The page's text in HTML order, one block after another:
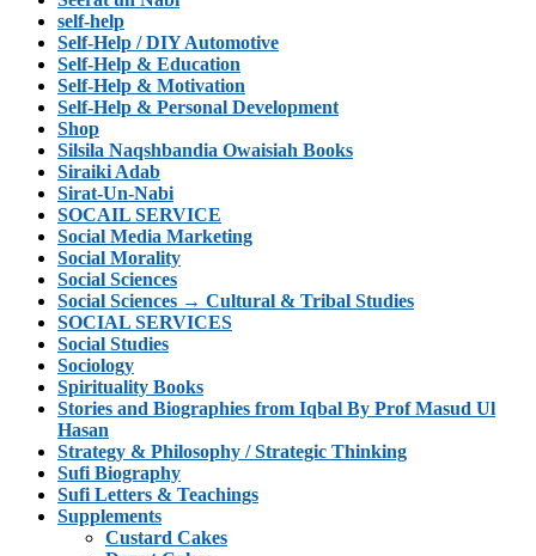
self-help
Self-Help / DIY Automotive
Self-Help & Education
Self-Help & Motivation
Self-Help & Personal Development
Shop
Silsila Naqshbandia Owaisiah Books
Siraiki Adab
Sirat-Un-Nabi
SOCAIL SERVICE
Social Media Marketing
Social Morality
Social Sciences
Social Sciences → Cultural & Tribal Studies
SOCIAL SERVICES
Social Studies
Sociology
Spirituality Books
Stories and Biographies from Iqbal By Prof Masud Ul
Hasan
Strategy & Philosophy / Strategic Thinking
Sufi Biography
Sufi Letters & Teachings
Supplements
Custard Cakes